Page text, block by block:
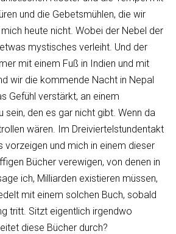
und die Gebetsmühlen, die wir
heute nicht. Wobei der Nebel der
mystisches verleiht. Und der
mit einem Fuß in Indien und mit
wir die kommende Nacht in Nepal
Gefühl verstärkt, an einem
sein, den es gar nicht gibt. Wenn da
wären. Im Dreiviertelstundentakt
vorzeigen und mich in einem dieser
Bücher verewigen, von denen in
ich, Milliarden existieren müssen,
mit einem solchen Buch, sobald
tritt. Sitzt eigentlich irgendwo
diese Bücher durch?